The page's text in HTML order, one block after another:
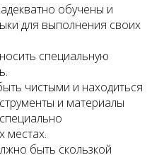
обучены и
для выполнения своих
специальную
чистыми и находиться
и материалы
местах.
быть скользкой